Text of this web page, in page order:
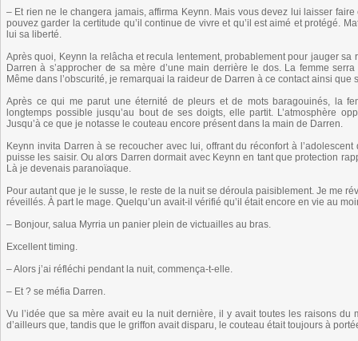
– Et rien ne le changera jamais, affirma Keynn. Mais vous devez lui laisser
pouvez garder la certitude qu’il continue de vivre et qu’il est aimé et protégé.
lui sa liberté.
Après quoi, Keynn la relâcha et recula lentement, probablement pour jauger
Darren à s’approcher de sa mère d’une main derrière le dos. La femme
Même dans l’obscurité, je remarquai la raideur de Darren à ce contact ainsi
Après ce qui me parut une éternité de pleurs et de mots baragouinés, la
longtemps possible jusqu’au bout de ses doigts, elle partit. L’atmosphère
Jusqu’à ce que je notasse le couteau encore présent dans la main de Darren.
Keynn invita Darren à se recoucher avec lui, offrant du réconfort à
puisse les saisir. Ou alors Darren dormait avec Keynn en tant que protection
Là je devenais paranoïaque.
Pour autant que je le susse, le reste de la nuit se déroula paisiblement. Je me
réveillés. À part le mage. Quelqu’un avait-il vérifié qu’il était encore en vie au
– Bonjour, salua Myrria un panier plein de victuailles au bras.
Excellent timing.
– Alors j’ai réfléchi pendant la nuit, commença-t-elle.
– Et ? se méfia Darren.
Vu l’idée que sa mère avait eu la nuit dernière, il y avait toutes les raisons
d’ailleurs que, tandis que le griffon avait disparu, le couteau était toujours à